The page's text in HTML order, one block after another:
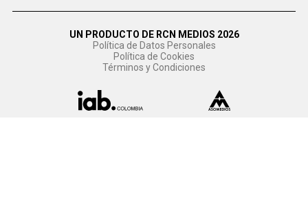
UN PRODUCTO DE RCN MEDIOS 2026
Política de Datos Personales
Política de Cookies
Términos y Condiciones